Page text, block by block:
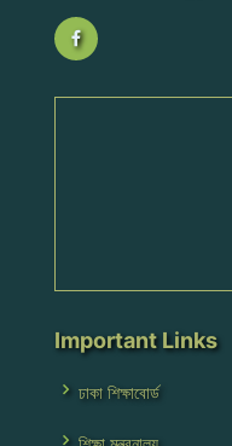
Important Links
ঢাকা শিক্ষাবোর্ড